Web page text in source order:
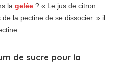
la gelée ? « Le jus de citron
la pectine de se dissocier. » il
de sucre pour la